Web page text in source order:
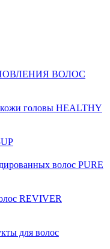
ВОЛОС
кожи головы HEALTHY
волос PURE
REVIVER
для волос